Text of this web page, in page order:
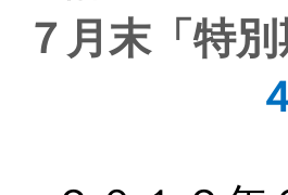
７月末「特